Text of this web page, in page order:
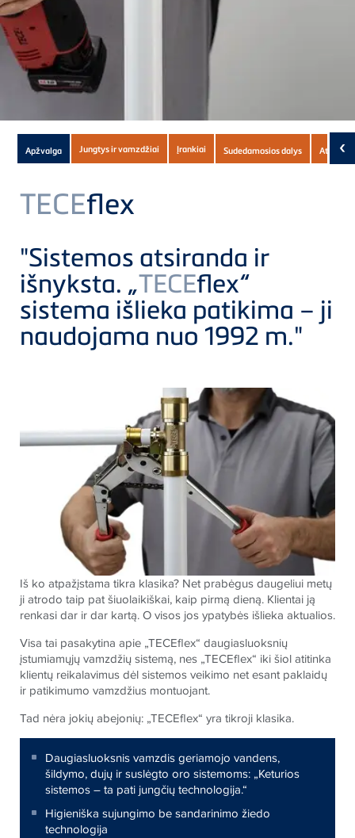
Subnavigation
of
current
Product
Apžvalga Jungtys ir vamzdžiai Įrankiai Sudedamosios dalys ‹
TECEflex
"Sistemos atsiranda ir
išnyksta. „TECEflex“
sistema išlieka patikima – ji
naudojama nuo 1992 m."
Iš ko atpažįstama tikra klasika? Net prabėgus daugeliui metų
ji atrodo taip pat šiuolaikiškai, kaip pirmą dieną. Klientai ją
renkasi dar ir dar kartą. O visos jos ypatybės išlieka aktualios.
Visa tai pasakytina apie „TECEflex“ daugiasluoksnių
įstumiamųjų vamzdžių sistemą, nes „TECEflex“ iki šiol atitinka
klientų reikalavimus dėl sistemos veikimo net esant paklaidų
ir patikimumo vamzdžius montuojant.
Tad nėra jokių abejonių: „TECEflex“ yra tikroji klasika.
Daugiasluoksnis vamzdis geriamojo vandens,
šildymo, dujų ir suslėgto oro sistemoms: „Keturios
sistemos – ta pati jungčių technologija.“
Higieniška sujungimo be sandarinimo žiedo
technologija